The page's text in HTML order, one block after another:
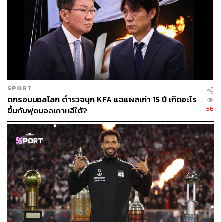
SPORT
ตกรอบบอลโลก ตำรวจบุก KFA แฉแผลเก่า 15 ปี เกิดอะไร
ขึ้นกับฟุตบอลเกาหลีใต้?
56